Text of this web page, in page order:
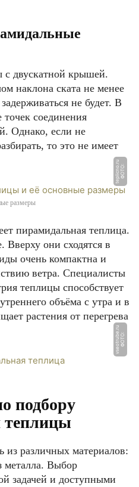
двускатной крышей.
наклона ската не менее
не будет. В
соединения
Однако, если не
то это не имеет
Ф
О
Т
О:
t
e
pli
c
n
o.
r
u
размеры
пирамидальная теплица.
Вверху они сходятся в
очень компактна и
ветра. Специалисты
теплицы способствует
объёма с утра и в
растения от перегрева
Ф
О
Т
О:
v
s
e
o
t
r
u
b
e.
r
u
подбору
теплицы
различных материалов:
металла. Выбор
задачей и доступными